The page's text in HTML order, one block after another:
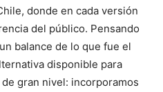
donde en cada versión
del público. Pensando
balance de lo que fue el
disponible para
gran nivel: incorporamos